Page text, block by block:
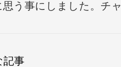
思う事にしました。チ
記事